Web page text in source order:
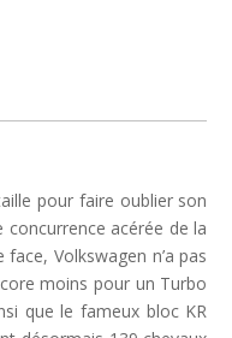
pour faire oublier son
acérée de la
Volkswagen n’a pas
moins pour un Turbo
que le fameux bloc KR